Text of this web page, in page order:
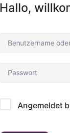
Hallo,
Angemeldet